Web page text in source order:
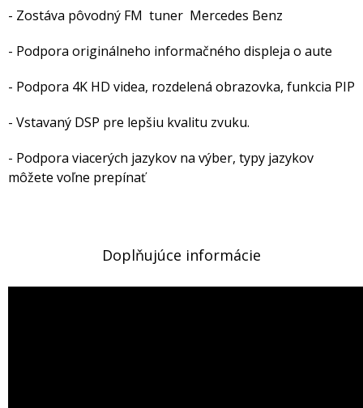
- Zostáva pôvodný FM tuner Mercedes Benz
- Podpora originálneho informačného displeja o aute
- Podpora 4K HD videa, rozdelená obrazovka, funkcia PIP
- Vstavaný DSP pre lepšiu kvalitu zvuku.
- Podpora viacerých jazykov na výber, typy jazykov
môžete voľne prepínať
Doplňujúce informácie